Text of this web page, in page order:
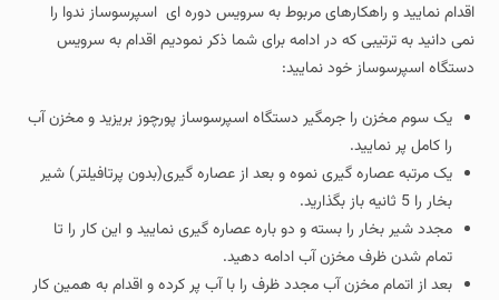
اقدام نمایید و راهکارهای مربوط به سرویس دوره ای اسپرسوساز ندوا را
نمی دانید به ترتیبی که در ادامه برای شما ذکر نمودیم اقدام به سرویس
دستگاه اسپرسوساز خود نمایید:
یک سوم مخزن را جرمگیر دستگاه اسپرسوساز پورچوز بریزید و مخزن آب
را کامل پر نمایید.
یک مرتبه عصاره گیری نموه و بعد از عصاره گیری(بدون پرتافیلتر) شیر
بخار را 5 ثانیه باز بگذارید.
مجدد شیر بخار را بسته و دو باره عصاره گیری نمایید و این کار را تا
تمام شدن ظرف مخزن آب ادامه دهید.
بعد از اتمام مخزن آب مجدد ظرف را با آب پر کرده و اقدام به همین کار